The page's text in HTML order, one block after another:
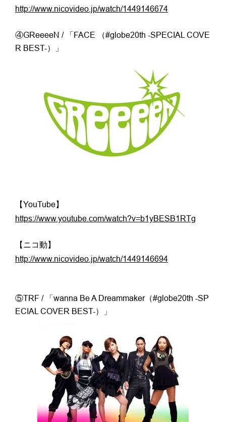
http://www.nicovideo.jp/watch/1449146674
④GReeeeN / 「FACE （#globe20th -SPECIAL COVE
R BEST-）」
【YouTube】
https://www.youtube.com/watch?v=b1yBESB1RTg
【ニコ動】
http://www.nicovideo.jp/watch/1449146694
⑤TRF / 「wanna Be A Dreammaker（#globe20th -SP
ECIAL COVER BEST-）」